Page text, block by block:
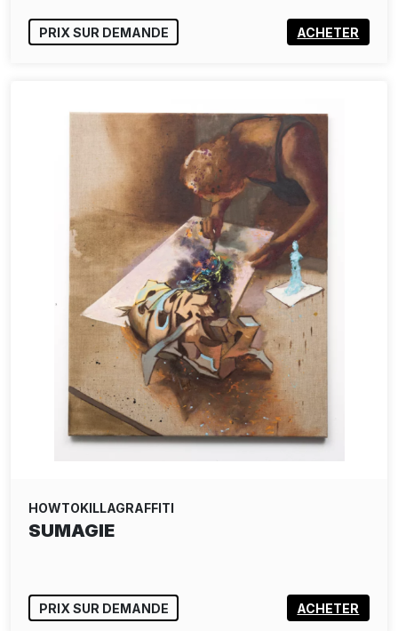
PRIX SUR DEMANDE ACHETER
HOWTOKILLAGRAFFITI
SUMAGIE
PRIX SUR DEMANDE ACHETER